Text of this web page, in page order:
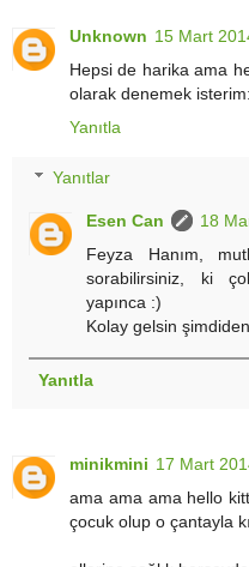
Unknown 15 Mart
Hepsi de harika ama
olarak denemek
Yanıtla
Yanıtlar
Esen Can
18
Feyza Hanım,
sorabilirsiniz, ki
yapınca :)
Kolay gelsin
Yanıtla
minikmini 17 Mart
ama ama ama hello
çocuk olup o çantayla